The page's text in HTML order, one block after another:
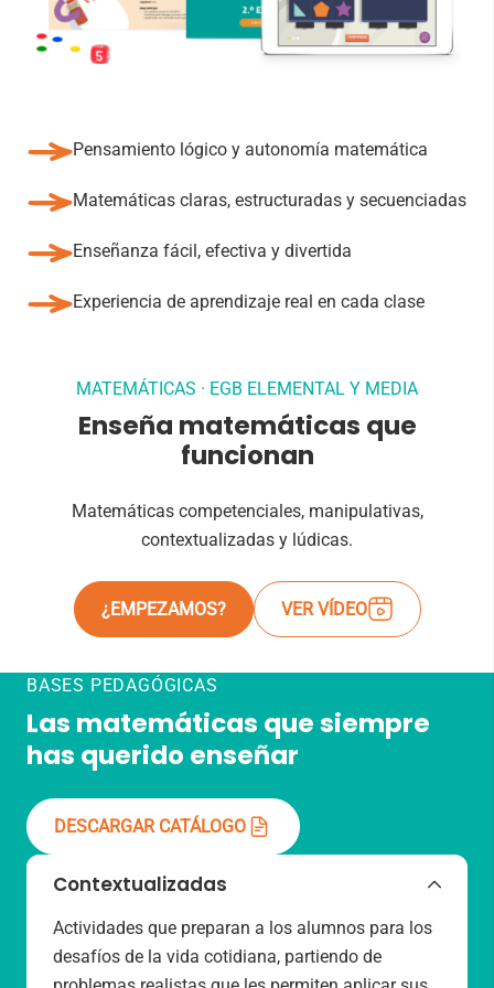
Pensamiento lógico y autonomía matemática
Matemáticas claras, estructuradas y secuenciadas
Enseñanza fácil, efectiva y divertida
Experiencia de aprendizaje real en cada clase
MATEMÁTICAS · EGB ELEMENTAL Y MEDIA
Enseña matemáticas que
funcionan
Matemáticas competenciales, manipulativas,
contextualizadas y lúdicas.
¿EMPEZAMOS? VER VÍDEO
BASES PEDAGÓGICAS
Las matemáticas que siempre
has querido enseñar
DESCARGAR CATÁLOGO
Contextualizadas
Actividades que preparan a los alumnos para los
desafíos de la vida cotidiana, partiendo de